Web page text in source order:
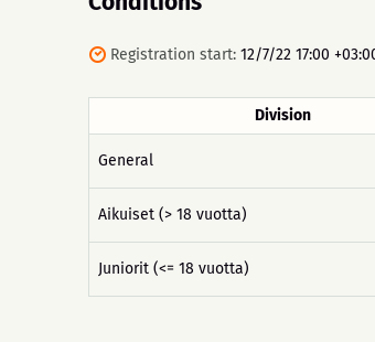
Registration start: 12/7/22 17:00
Division
General
Aikuiset (> 18 vuotta)
Juniorit (<= 18 vuotta)